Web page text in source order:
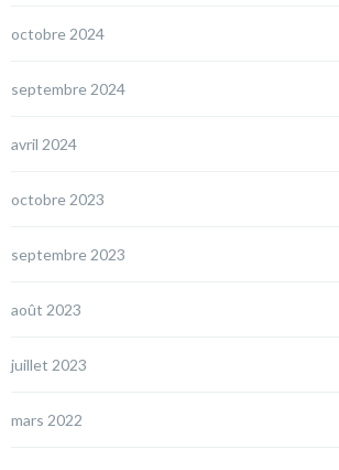
octobre 2024
septembre 2024
avril 2024
octobre 2023
septembre 2023
août 2023
juillet 2023
mars 2022